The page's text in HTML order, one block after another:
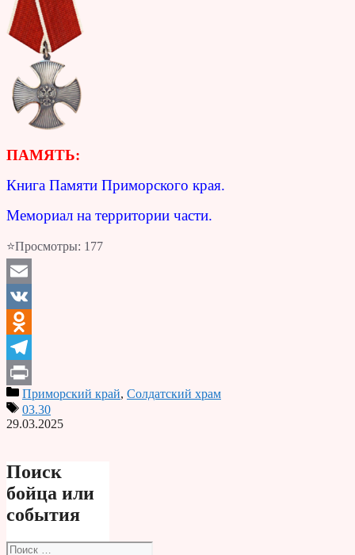
ПАМЯТЬ:
Книга Памяти Приморского края.
Мемориал на территории части.
⭐Просмотры: 177
Email
VK
Odnoklassniki
Telegram
PrintПриморский край, Солдатский храм
03.30
29.03.2025
Поиск
бойца или
события
Поиск: